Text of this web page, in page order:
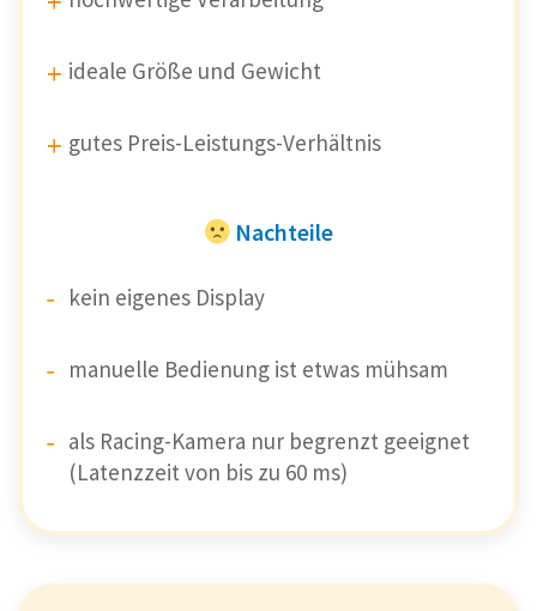
ideale Größe und Gewicht
gutes Preis-Leistungs-Verhältnis
Nachteile
kein eigenes Display
manuelle Bedienung ist etwas mühsam
als Racing-Kamera nur begrenzt geeignet
(Latenzzeit von bis zu 60 ms)